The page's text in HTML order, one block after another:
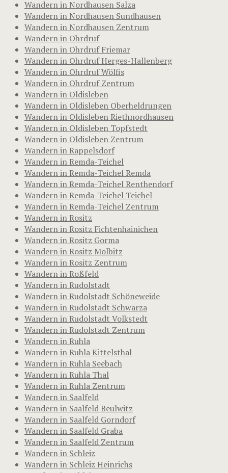
Wandern in Nordhausen Salza
Wandern in Nordhausen Sundhausen
Wandern in Nordhausen Zentrum
Wandern in Ohrdruf
Wandern in Ohrdruf Friemar
Wandern in Ohrdruf Herges-Hallenberg
Wandern in Ohrdruf Wölfis
Wandern in Ohrdruf Zentrum
Wandern in Oldisleben
Wandern in Oldisleben Oberheldrungen
Wandern in Oldisleben Riethnordhausen
Wandern in Oldisleben Topfstedt
Wandern in Oldisleben Zentrum
Wandern in Rappelsdorf
Wandern in Remda-Teichel
Wandern in Remda-Teichel Remda
Wandern in Remda-Teichel Renthendorf
Wandern in Remda-Teichel Teichel
Wandern in Remda-Teichel Zentrum
Wandern in Rositz
Wandern in Rositz Fichtenhainichen
Wandern in Rositz Gorma
Wandern in Rositz Molbitz
Wandern in Rositz Zentrum
Wandern in Roßfeld
Wandern in Rudolstadt
Wandern in Rudolstadt Schöneweide
Wandern in Rudolstadt Schwarza
Wandern in Rudolstadt Volkstedt
Wandern in Rudolstadt Zentrum
Wandern in Ruhla
Wandern in Ruhla Kittelsthal
Wandern in Ruhla Seebach
Wandern in Ruhla Thal
Wandern in Ruhla Zentrum
Wandern in Saalfeld
Wandern in Saalfeld Beulwitz
Wandern in Saalfeld Gorndorf
Wandern in Saalfeld Graba
Wandern in Saalfeld Zentrum
Wandern in Schleiz
Wandern in Schleiz Heinrichs